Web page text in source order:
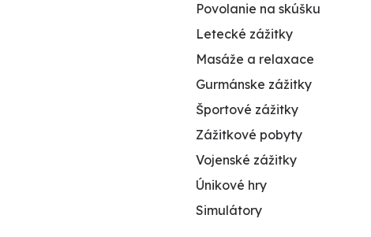
Povolanie na skúšku
Letecké zážitky
Masáže a relaxace
Gurmánske zážitky
Športové zážitky
Zážitkové pobyty
Vojenské zážitky
Únikové hry
Simulátory